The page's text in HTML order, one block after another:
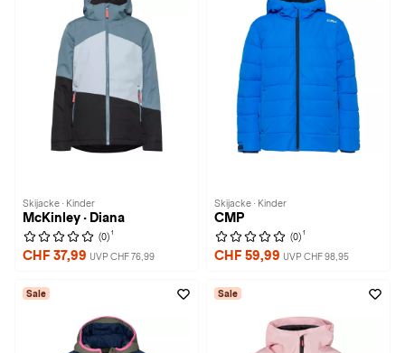
Skijacke · Kinder
McKinley · Diana
(0) 1
CHF 37,99 UVP CHF 76,99
Skijacke · Kinder
CMP
(0) 1
CHF 59,99 UVP CHF 98,95
Sale Sale